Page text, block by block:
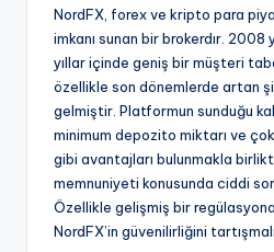
NordFX, forex ve kripto para
imkanı sunan bir brokerdır. 2008
yıllar içinde geniş bir müşteri
özellikle son dönemlerde artan
gelmiştir. Platformun sunduğu
minimum depozito miktarı ve
gibi avantajları bulunmakla
memnuniyeti konusunda ciddi
Özellikle gelişmiş bir regülasyona
NordFX’in güvenilirliğini